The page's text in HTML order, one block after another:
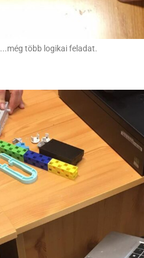
...még több logikai feladat.